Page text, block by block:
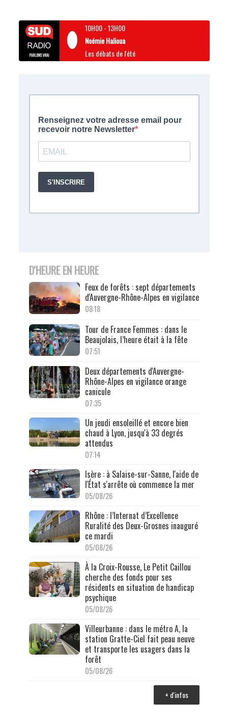
10H00-13H00
Noémie Halioua
Les débats de l'été
D'HEURE EN HEURE
Feux de forêts : sept départements
d'Auvergne-Rhône-Alpes en vigilance
08:18
Tour de France Femmes : dans le
Beaujolais, l’heure était à la fête
07:51
Deux départements d'Auvergne-
Rhône-Alpes en vigilance orange
canicule
07:35
Un jeudi ensoleillé et encore bien
chaud à Lyon, jusqu'à 33 degrés
attendus
07:14
Isère : à Salaise-sur-Sanne, l'aide de
l'État s'arrête où commence la mer
05/08/26
Rhône : l’Internat d’Excellence
Ruralité des Deux-Grosnes inauguré
ce mardi
05/08/26
À la Croix-Rousse, Le Petit Caillou
cherche des fonds pour ses
résidents en situation de handicap
psychique
05/08/26
Villeurbanne : dans le métro A, la
station Gratte-Ciel fait peau neuve
et transporte les usagers dans la
forêt
05/08/26
+ d'infos